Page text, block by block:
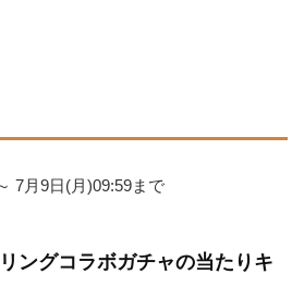
7月9日(月)09:59まで
ングコラボガチャの当たりキ